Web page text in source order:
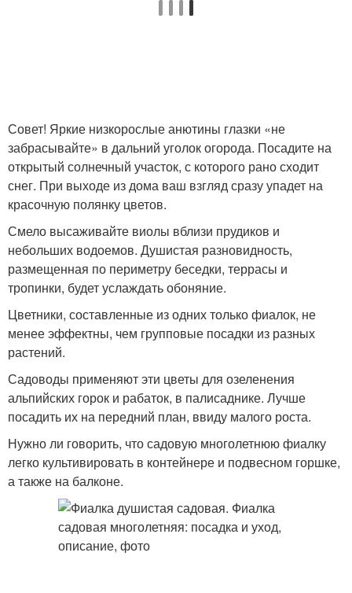
Совет! Яркие низкорослые анютины глазки «не
забрасывайте» в дальний уголок огорода. Посадите на
открытый солнечный участок, с которого рано сходит
снег. При выходе из дома ваш взгляд сразу упадет на
красочную полянку цветов.
Смело высаживайте виолы вблизи прудиков и
небольших водоемов. Душистая разновидность,
размещенная по периметру беседки, террасы и
тропинки, будет услаждать обоняние.
Цветники, составленные из одних только фиалок, не
менее эффектны, чем групповые посадки из разных
растений.
Садоводы применяют эти цветы для озеленения
альпийских горок и рабаток, в палисаднике. Лучше
посадить их на передний план, ввиду малого роста.
Нужно ли говорить, что садовую многолетнюю фиалку
легко культивировать в контейнере и подвесном горшке,
а также на балконе.